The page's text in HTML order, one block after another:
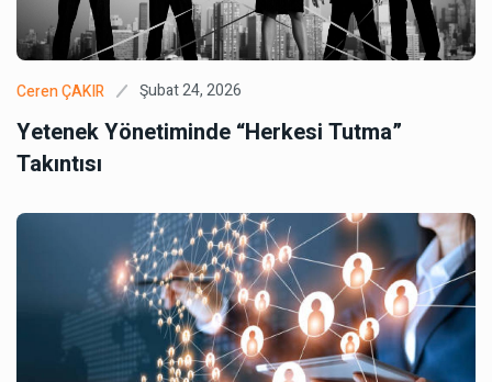
Ceren ÇAKIR Şubat 24, 2026
Yetenek Yönetiminde “Herkesi Tutma”
Takıntısı